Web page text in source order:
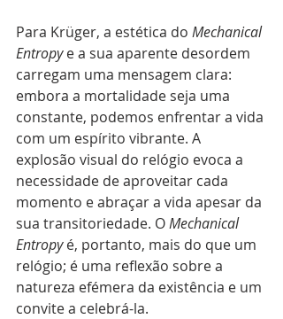
Para Krüger, a estética do Mechanical
Entropy e a sua aparente desordem
carregam uma mensagem clara:
embora a mortalidade seja uma
constante, podemos enfrentar a vida
com um espírito vibrante. A
explosão visual do relógio evoca a
necessidade de aproveitar cada
momento e abraçar a vida apesar da
sua transitoriedade. O Mechanical
Entropy é, portanto, mais do que um
relógio; é uma reflexão sobre a
natureza efémera da existência e um
convite a celebrá-la.